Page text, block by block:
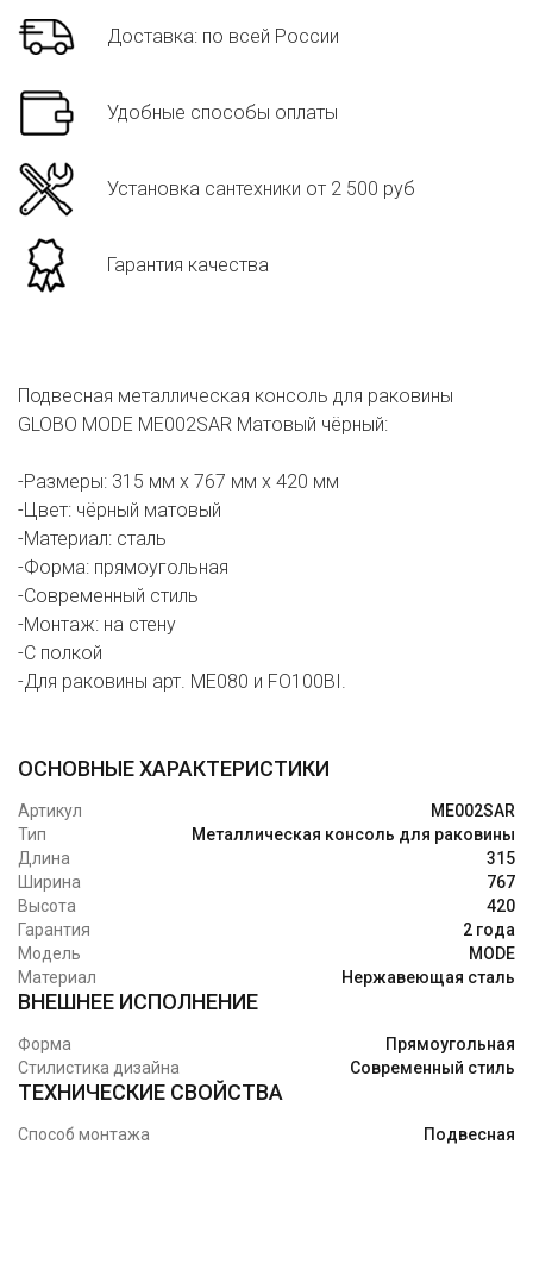
Доставка: по всей России
Удобные способы оплаты
Установка сантехники от 2 500 руб
Гарантия качества
Подвесная металлическая консоль для раковины
GLOBO MODE ME002SAR Матовый чёрный:
-Размеры: 315 мм х 767 мм х 420 мм
-Цвет: чёрный матовый
-Материал: сталь
-Форма: прямоугольная
-Современный стиль
-Монтаж: на стену
-С полкой
-Для раковины арт. ME080 и FO100BI.
ОСНОВНЫЕ ХАРАКТЕРИСТИКИ
Артикул
ME002SAR
Тип
Металлическая консоль для раковины
Длина
315
Ширина
767
Высота
420
Гарантия
2 года
Модель
MODE
Материал
Нержавеющая сталь
ВНЕШНЕЕ ИСПОЛНЕНИЕ
Форма
Прямоугольная
Стилистика дизайна
Современный стиль
ТЕХНИЧЕСКИЕ СВОЙСТВА
Способ монтажа Подвесная